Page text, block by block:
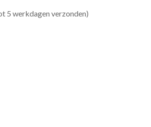
5 werkdagen verzonden)